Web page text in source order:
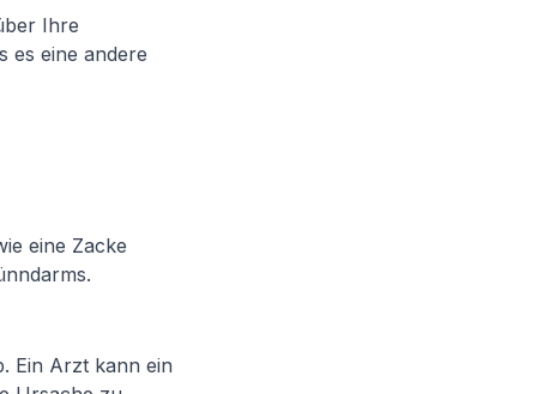
Ihre
es eine andere
eine Zacke
Ein Arzt kann ein